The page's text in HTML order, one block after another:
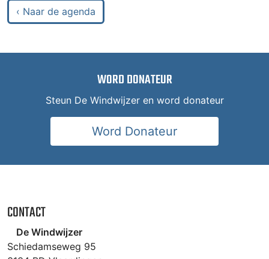
‹ Naar de agenda
WORD DONATEUR
Steun De Windwijzer en word donateur
Word Donateur
CONTACT
De Windwijzer
Schiedamseweg 95